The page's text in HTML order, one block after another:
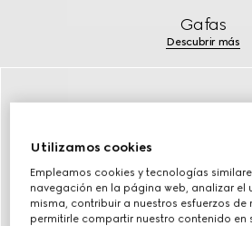
Gafas
Descubrir más
Utilizamos cookies
Empleamos cookies y tecnologías
navegación en la página web, analizar el
misma, contribuir a nuestros esfuerzos
permitirle compartir nuestro contenido en